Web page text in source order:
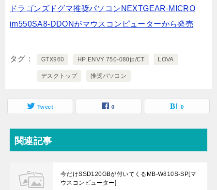
ドラゴンズドグマ推奨パソコンNEXTGEAR-MICRO
im550SA8-DDONがマウスコンピューターから発売
タグ GTX960 HP ENVY 750-080jp/CT LOVA
デスクトップ 推奨パソコン
Tweet 0 0
関連記事
今だけSSD120GBが付いてくるMB-W810S-SP[マ
ウスコンピューター]